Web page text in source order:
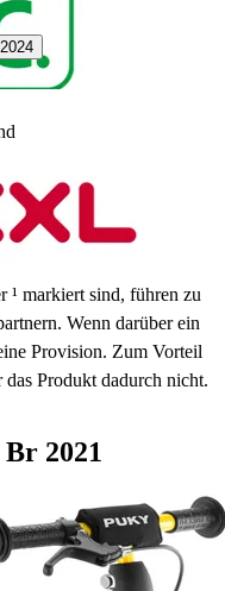
¹ markiert sind, führen zu
Wenn darüber ein
Provision. Zum Vorteil
Produkt dadurch nicht.
Br 2021